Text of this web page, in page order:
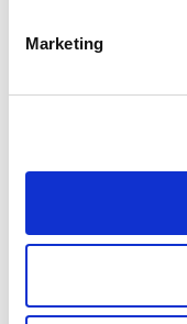
Marketing
Tags
搜索
for: